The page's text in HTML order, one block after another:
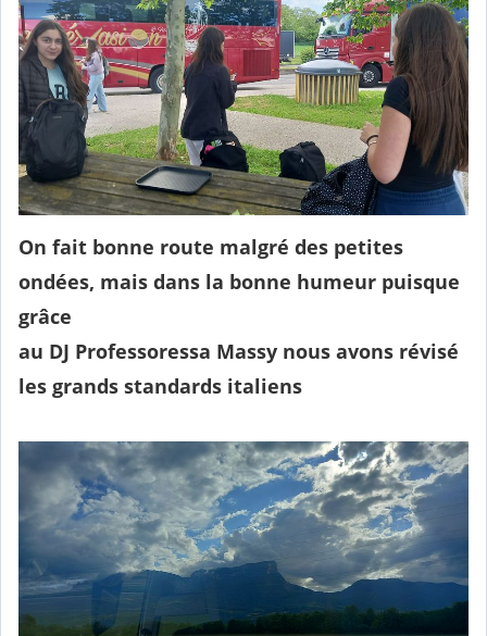
On fait bonne route malgré des petites
ondées, mais dans la bonne humeur puisque
grâce
au DJ Professoressa Massy nous avons révisé
les grands standards italiens